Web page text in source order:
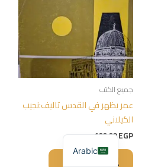
جميع الكتب
عمر يظهر في القدس تاليف:نجيب
الكيلاني
100,00EGP
إضافة إلى السلة
Arabic